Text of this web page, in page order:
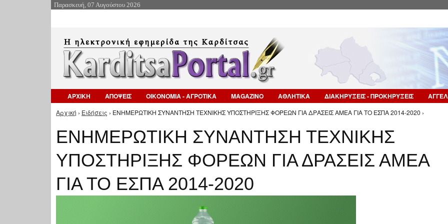
Παρασκευή, 07 Αυγούστου 2026
ΑΡΧΙΚΗ ΑΠΟΨΕΙΣ ΟΙΚΟΝΟΜΙΑ - ΑΓΡΟΤΙΚΑ MAGAZINO ΑΘΛΗΤΙΚΑ ΔΙΑΚΗΡΥΞΕΙΣ - ΠΡΟΚΗΡΥΞΕΙΣ
Είστε εδώ
Αρχική › Ειδήσεις › ΕΝΗΜΕΡΩΤΙΚΗ ΣΥΝΑΝΤΗΣΗ ΤΕΧΝΙΚΗΣ ΥΠΟΣΤΗΡΙΞΗΣ ΦΟΡΕΩΝ ΓΙΑ ΔΡΑΣΕΙΣ ΑΜΕΑ ΓΙΑ ΤΟ ΕΣΠΑ 2014-2020 ›
ΕΝΗΜΕΡΩΤΙΚΗ ΣΥΝΑΝΤΗΣΗ ΤΕΧΝΙΚΗΣ
ΥΠΟΣΤΗΡΙΞΗΣ ΦΟΡΕΩΝ ΓΙΑ ΔΡΑΣΕΙΣ ΑΜΕΑ
ΓΙΑ ΤΟ ΕΣΠΑ 2014-2020